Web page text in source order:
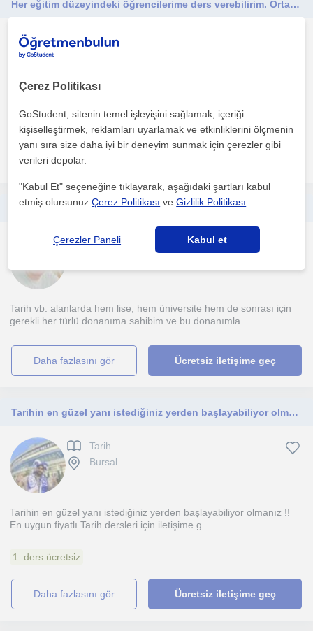
Her eğitim düzeyindeki öğrencilerime ders verebilirim. Ortaokul Lise
Tarih
uzak bir şekilde işliyorum. Güncel konulardan örnek...
daha fazlasını gör
Tarih
Tarih vb. alanlarda hem lise, hem üniversite hem de sonrası için
gerekli her türlü donanıma sahibim ve bu donanımla...
daha fazlasını gör Ücretsiz iletişime geç
Tarihin en güzel yanı istediğiniz yerden başlayabiliyor olmanız En uygun fiyatlı Tarih dersleri için iletişime geçebilirsiniz
Tarih
Bursal
Tarihin en güzel yanı istediğiniz yerden başlayabiliyor olmanız !!
En uygun fiyatlı Tarih dersleri için iletişime g...
1. ders ücretsiz
daha fazlasını gör Ücretsiz iletişime geç
Çerez Politikası
GoStudent, sitenin temel işleyişini sağlamak, içeriği
kişiselleştirmek, reklamları uyarlamak ve etkinliklerini ölçmenin
yanı sıra size daha iyi bir deneyim sunmak için çerezler gibi
verileri depolar.
"Kabul Et" seçeneğine tıklayarak, aşağıdaki şartları kabul
etmiş olursunuzÇerez Politikası veGizlilik Politikası
Çerezler Paneli Kabul et